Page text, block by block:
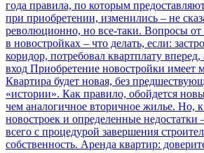
года правила, по которым
при приобретении, изменились – не
революционно, но все-таки. Вопросы от
в новостройках – что делать, если:
коридор, потребовал квартплату
вход Приобретение новостройки имеет
Квартира будет новая, без
«истории». Как правило, обойдется
чем аналогичное вторичное жилье. Но,
новостроек и определенные недостатки
всего с процедурой завершения
собственность. Аренда квартир: